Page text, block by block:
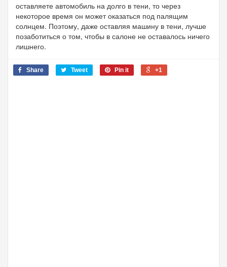
оставляете автомобиль на долго в тени, то через
некоторое время он может оказаться под палящим
солнцем. Поэтому, даже оставляя машину в тени, лучше
позаботиться о том, чтобы в салоне не оставалось ничего
лишнего.
Share Tweet Pin it +1